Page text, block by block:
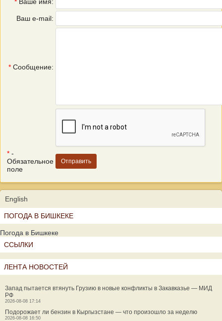
Ваш e-mail:
* Сообщение:
* -
Обязательное
поле
English
ПОГОДА В БИШКЕКЕ
Погода в Бишкеке
ССЫЛКИ
ЛЕНТА НОВОСТЕЙ
Запад пытается втянуть Грузию в новые конфликты в Закавказье — МИД
РФ
2026-08-08 17:14
Подорожает ли бензин в Кыргызстане — что произошло за неделю
2026-08-08 16:50